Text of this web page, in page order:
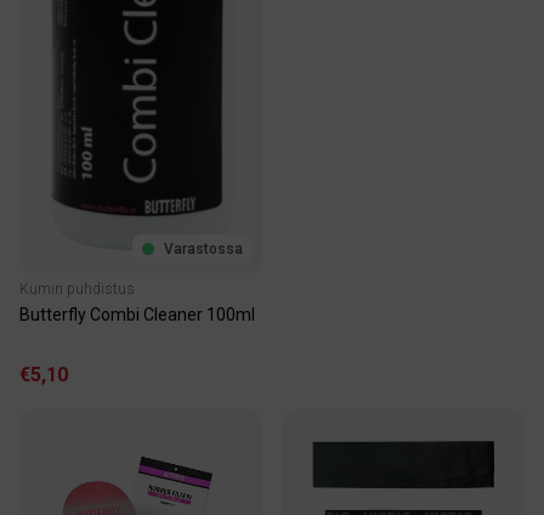
Varastossa
Kumin puhdistus
Butterfly Combi Cleaner 100ml
€5,10